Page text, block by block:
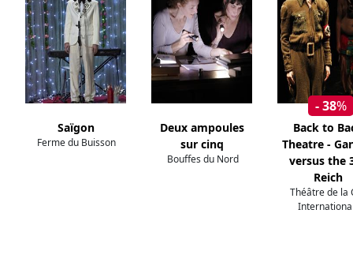
Saïgon
Ferme du Buisson
Deux ampoules
sur cinq
Bouffes du Nord
- 38%
Back to
Theatre -
versus the
Reich
Théâtre de la